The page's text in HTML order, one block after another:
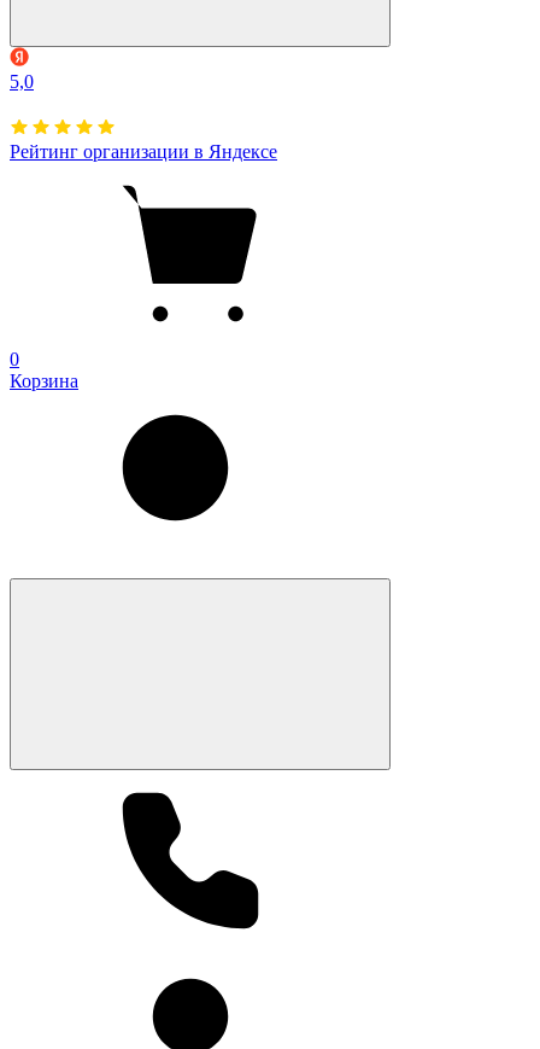
5,0
Рейтинг организации в Яндексе
0
Корзина